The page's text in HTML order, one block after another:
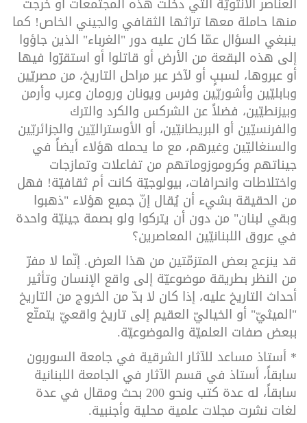
منها حاملة معها تراثها الثقافي والجيني الخاص! كما
ينبغي السؤال عمّا كان عليه دور "الغرباء" الذين جاؤوا
إلى هذه البقعة من الأرض أو قاتلوا أو استقرّوا فيها
أو عبروها، لسببٍ أو لآخر عبر مراحل التاريخ، من مصريّين
وبابليّين وأشوريّين وفرس ويونان ورومان وعرب وأرمن
وبيزنطيّين، فضلاً عن الشركس والكرد والترك
والفرنسيّين أو البريطانيّين، أو الأوستراليّين والجزائريّين
والسنغاليّين وغيرهم، مع ما يحمله هؤلاء أيضاً في
جيناتهم وكروموزوماتهم من تفاعلات وتمازجات
واختلاطات وانحرافات، بيولوجيّة كانت أم ثقافيّة! فهل
من الحقيقة بشيء أن يُقال إنّ جميع هؤلاء "ذهبوا
وبقي لبنان" من دون أن يتركوا ولو بصمة جينيّة واحدة
في عروق اللبنانيّين المعاصرين؟
قد ينزعج بعض المتزمّتين من هذا العرض. إنّما لا مفرّ
من النظر بطريقة موضوعيّة إلى واقع الإنسان وتأثير
أحداث التاريخ عليه، إذا كان لا بدّ من الخروج من التاريخ
"الميثيّ" أو الخياليّ العقيم إلى تاريخ واقعيّ يتمتّع
ببعض صفات العلميّة والموضوعيّة.
* أستاذ مساعد للآثار الشرقية في جامعة السوربون
سابقاً، أستاذ في قسم الآثار في الجامعة اللبنانية
سابقاً، له عدة كتب ونحو 200 بحث ومقال في عدة
لغات نشرت مجلات علمية محلية وأجنبية.